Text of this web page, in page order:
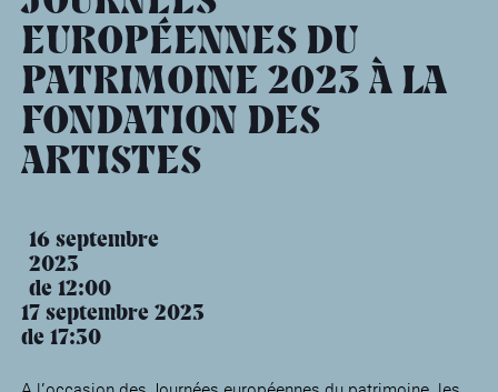
EUROPÉENNES DU
PATRIMOINE 2023 À LA
FONDATION DES
ARTISTES
16 septembre
2023
de 12:00
17 septembre 2023
de 17:30
âge, à la Maison nationale
des artistes(EHPAD)
Rotonde Balzac de l’Hôtel
Salomon de Rothschild
Jardin public de l’Hôtel
Salomon de Rothschild